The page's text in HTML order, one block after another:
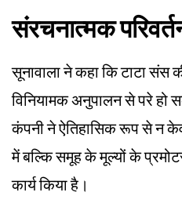
संरचनात्मक
सूनावाला ने कहा कि टाटा संस
विनियामक अनुपालन से परे हो
कंपनी ने ऐतिहासिक रूप से न
में बल्कि समूह के मूल्यों के
कार्य किया है।